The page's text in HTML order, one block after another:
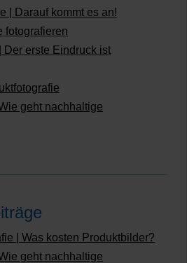
| Darauf kommt es an!
fotografieren
Der erste Eindruck ist
geht nachhaltige
| Was kosten Produktbilder?
geht nachhaltige